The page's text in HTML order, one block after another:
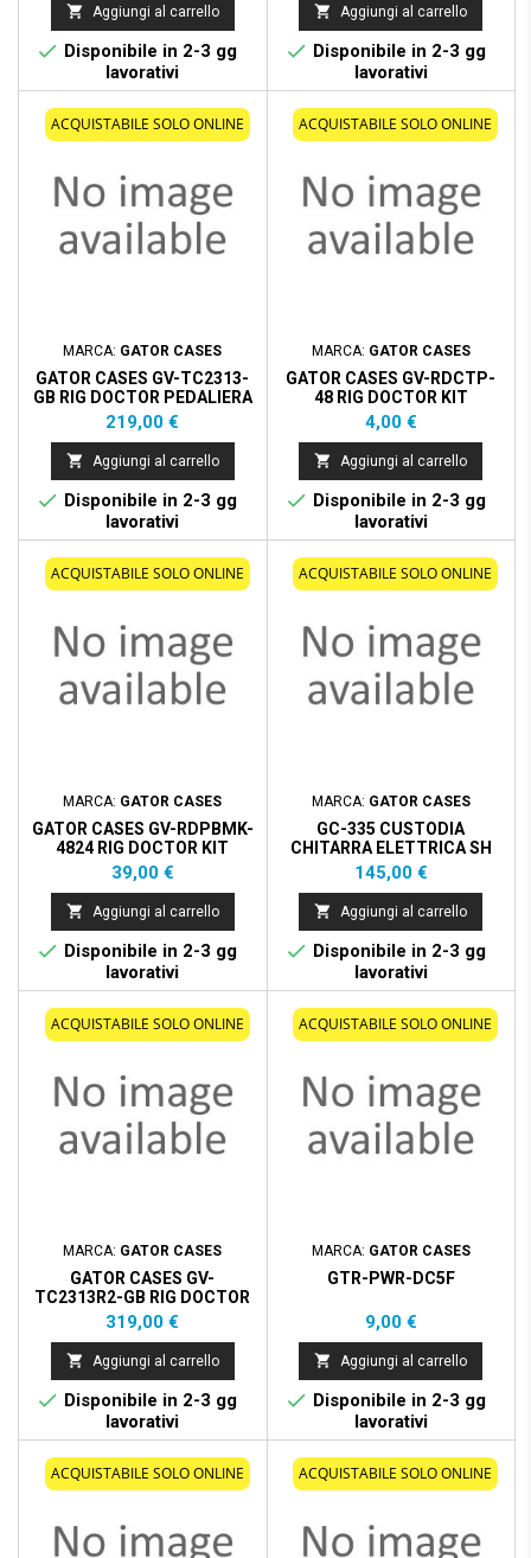
 Aggiungi al carrello
 Disponibile in 2-3 gg
lavorativi
 Aggiungi al carrello
 Disponibile in 2-3 gg
lavorativi
ACQUISTABILE SOLO ONLINE
MARCA: GATOR CASES
GATOR CASES GV-TC2313-
GB RIG DOCTOR PEDALIERA
23"" X 13""
Prezzo
219,00 €
 Aggiungi al carrello
 Disponibile in 2-3 gg
lavorativi
ACQUISTABILE SOLO ONLINE
MARCA: GATOR CASES
GATOR CASES GV-RDCTP-
48 RIG DOCTOR KIT
FASCETTE PEDALIERA
Prezzo
4,00 €
 Aggiungi al carrello
 Disponibile in 2-3 gg
lavorativi
ACQUISTABILE SOLO ONLINE
MARCA: GATOR CASES
GATOR CASES GV-RDPBMK-
4824 RIG DOCTOR KIT
FASCETTE PEDALIERA
Prezzo
39,00 €
 Aggiungi al carrello
 Disponibile in 2-3 gg
lavorativi
ACQUISTABILE SOLO ONLINE
MARCA: GATOR CASES
GC-335 CUSTODIA
CHITARRA ELETTRICA SH
Prezzo
145,00 €
 Aggiungi al carrello
 Disponibile in 2-3 gg
lavorativi
ACQUISTABILE SOLO ONLINE
MARCA: GATOR CASES
GATOR CASES GV-
TC2313R2-GB RIG DOCTOR
PEDALIERA 23"" X 13"" DUE
LIVELLI
Prezzo
319,00 €
 Aggiungi al carrello
 Disponibile in 2-3 gg
lavorativi
ACQUISTABILE SOLO ONLINE
MARCA: GATOR CASES
GTR-PWR-DC5F
Prezzo
9,00 €
 Aggiungi al carrello
 Disponibile in 2-3 gg
lavorativi
ACQUISTABILE SOLO ONLINE ACQUISTABILE SOLO ONLINE